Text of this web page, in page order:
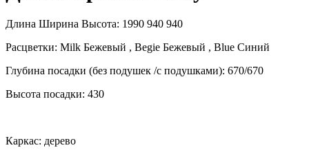
Длина Ширина Высота: 1990 940 940
Расцветки: Milk Бежевый , Begie Бежевый , Blue Синий
Глубина посадки (без подушек /с подушками): 670/670
Высота посадки: 430
Каркас: дерево